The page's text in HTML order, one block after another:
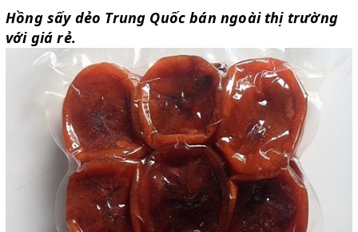
Hồng sấy dẻo Trung Quốc bán ngoài thị trường
với giá rẻ.